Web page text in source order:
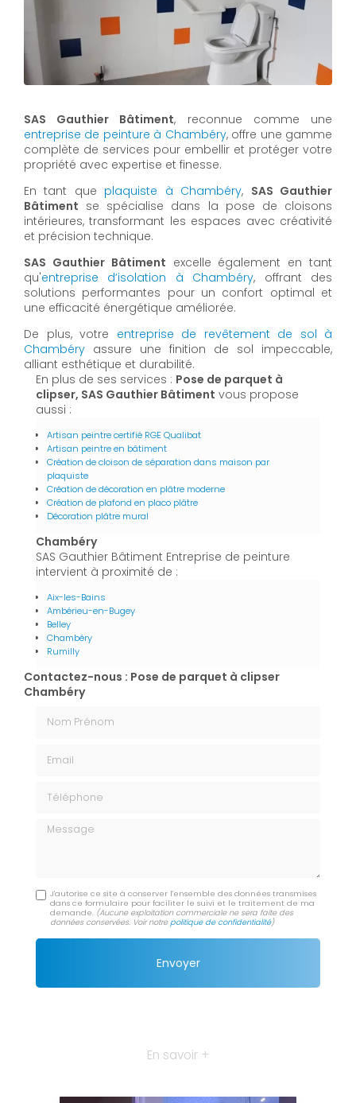
SAS Gauthier Bâtiment, reconnue comme une
entreprise de peinture à Chambéry, offre une gamme
complète de services pour embellir et protéger votre
propriété avec expertise et finesse.
En tant que plaquiste à Chambéry, SAS Gauthier
Bâtiment se spécialise dans la pose de cloisons
intérieures, transformant les espaces avec créativité
et précision technique.
SAS Gauthier Bâtiment excelle également en tant
qu'entreprise d’isolation à Chambéry, offrant des
solutions performantes pour un confort optimal et
une efficacité énergétique améliorée.
De plus, votre entreprise de revêtement de sol à
Chambéry assure une finition de sol impeccable,
alliant esthétique et durabilité.
En plus de ses services : Pose de parquet à
clipser, SAS Gauthier Bâtiment vous propose
aussi :
Artisan peintre certifié RGE Qualibat
Artisan peintre en bâtiment
Création de cloison de séparation dans maison par
plaquiste
Création de décoration en plâtre moderne
Création de plafond en placo plâtre
Décoration plâtre mural
Chambéry
SAS Gauthier Bâtiment Entreprise de peinture
intervient à proximité de :
Aix-les-Bains
Ambérieu-en-Bugey
Belley
Chambéry
Rumilly
Contactez-nous : Pose de parquet à clipser
Chambéry
Message
J'autorise ce site à conserver l'ensemble des données transmises
dans ce formulaire pour faciliter le suivi et le traitement de ma
demande. (Aucune exploitation commerciale ne sera faite des
données conservées. Voir notrepolitique de confidentialité)
En savoir +